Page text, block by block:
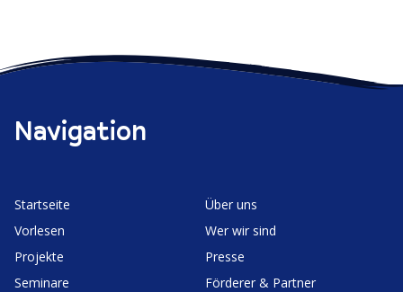
Navigation
Start­seite
Vorlesen
Projekte
Seminare
Über uns
Wer wir sind
Presse
Förderer & Partner